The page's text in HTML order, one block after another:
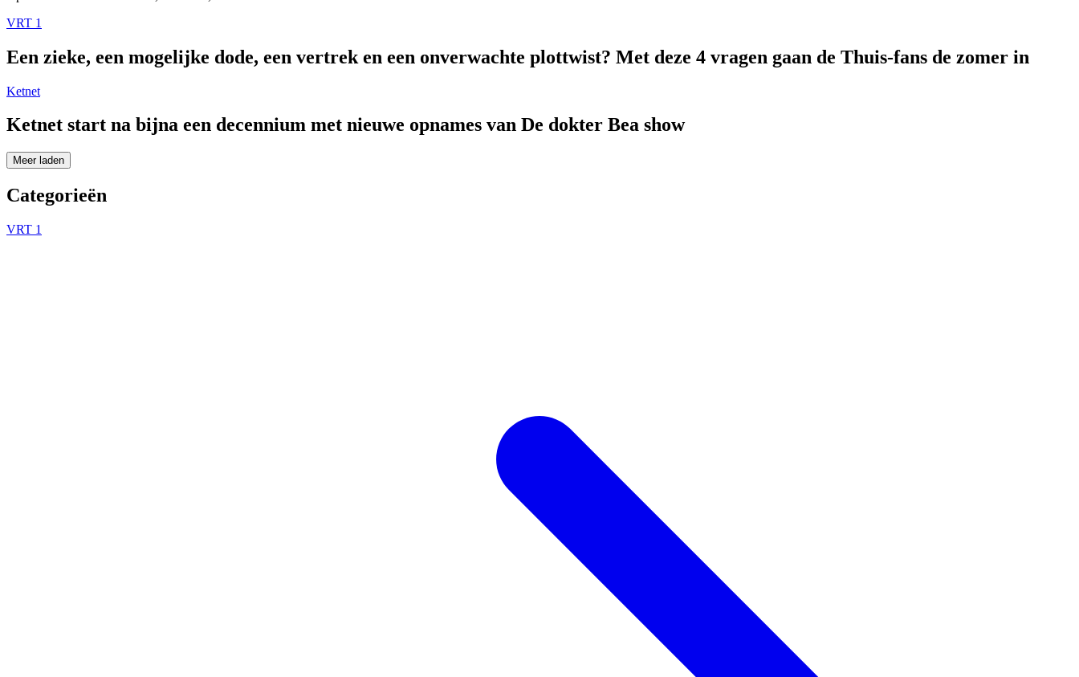
VRT 1
Een zieke, een mogelijke dode, een vertrek en een onverwachte plottwist? Met deze 4 vragen gaan de Thuis-fans de zomer in
Ketnet
Ketnet start na bijna een decennium met nieuwe opnames van De dokter Bea show
Meer laden
Categorieën
VRT 1